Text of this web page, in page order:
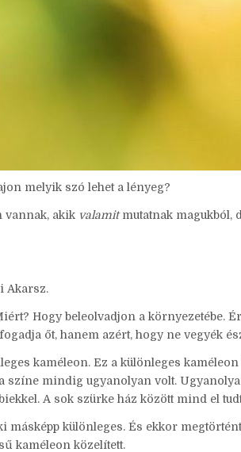
melyik szó lehet a lényeg?
vannak, akik valamitmutatnak magukból,
Akarsz.
Hogy beleolvadjon a környezetébe.
őt, hanem azért, hogy ne vegyék
kaméleon. Ez a különleges
színe mindig ugyanolyan volt.
A sok szürke ház között mind el
különleges. És ekkor
kaméleon közelített.